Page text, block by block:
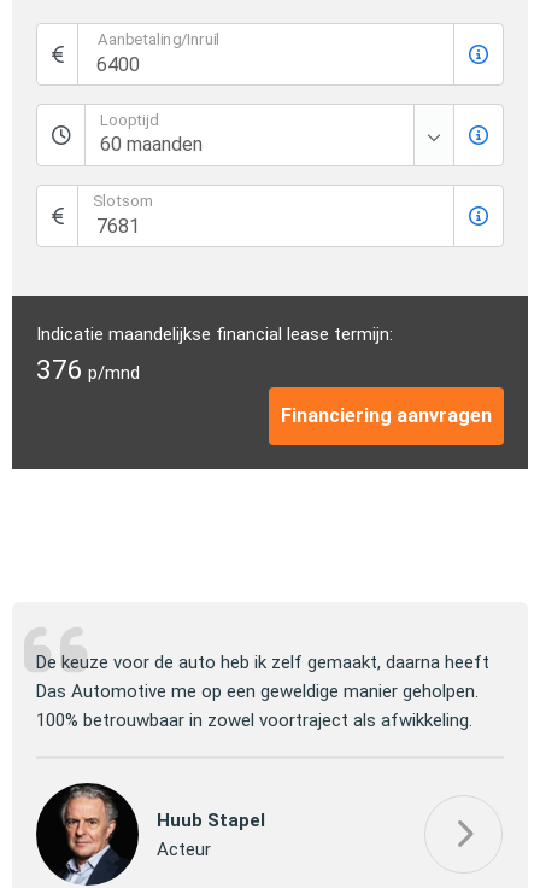
Aanbetaling/Inruil
Looptijd
Slotsom
Indicatie maandelijkse financial lease termijn:
376 p/mnd
Financiering aanvragen
De keuze voor de auto heb ik zelf gemaakt, daarna heeft
Das Automotive me op een geweldige manier geholpen.
100% betrouwbaar in zowel voortraject als afwikkeling.
Huub Stapel
Acteur